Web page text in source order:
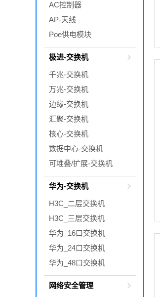
AC控制器
AP-天线
Poe供电模块
极进-交换机
千兆-交换机
万兆-交换机
边缘-交换机
汇聚-交换机
核心-交换机
数据中心-交换机
可堆叠/扩展-交换机
华为-交换机
H3C_二层交换机
H3C_三层交换机
华为_16口交换机
华为_24口交换机
华为_48口交换机
网络安全管理